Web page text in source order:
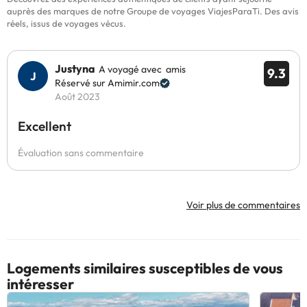
auprès des marques de notre Groupe de voyages ViajesParaTi. Des avis
réels, issus de voyages vécus.
9.3
Justyna A voyagé avec amis
Réservé sur Amimir.com
Août 2023
Excellent
Évaluation sans commentaire
Voir plus de commentaires
Logements similaires susceptibles de vous
intéresser